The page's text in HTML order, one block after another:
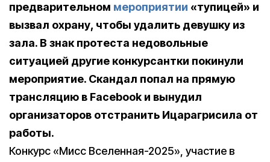
предварительном мероприятии «тупицей» и
вызвал охрану, чтобы удалить девушку из
зала. В знак протеста недовольные
ситуацией другие конкурсантки покинули
мероприятие. Скандал попал на прямую
трансляцию в Facebook и вынудил
организаторов отстранить Ицарагрисила от
работы.
Конкурс «Мисс Вселенная-2025», участие в